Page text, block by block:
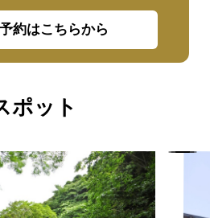
約はこちらから
ポット